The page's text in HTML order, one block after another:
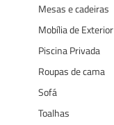
Mesas e cadeiras
Mobília de Exterior
Piscina Privada
Roupas de cama
Sofá
Toalhas